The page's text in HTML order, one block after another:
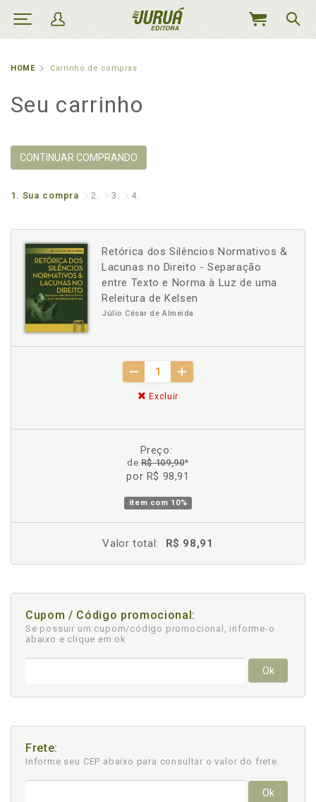
MEU
HOME Carrinho de compras
Seu carrinho
CONTINUAR COMPRANDO
1. Sua compra 2. 3. 4.
Retórica dos Silêncios Normativos &
Lacunas no Direito - Separação
entre Texto e Norma à Luz de uma
Releitura de Kelsen
Júlio César de Almeida
Excluir
Preço:
deR$ 109,90*
por R$ 98,91
item com 10%
Valor total: R$ 98,91
Cupom / Código promocional:
Se possuir um cupom/código promocional, informe-o
abaixo e clique em ok
Ok
Frete:
Informe seu CEP abaixo para consultar o valor do frete.
Ok